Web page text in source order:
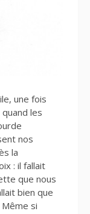
une fois
les
nos
la
: il fallait
que nous
bien que
si